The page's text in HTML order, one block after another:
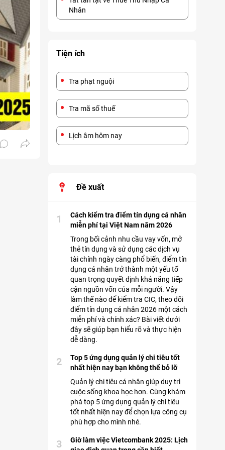
Nhân
Tiện ích
Tra phạt nguội
Tra mã số thuế
Lịch âm hôm nay
Đề xuất
Cách kiểm tra điểm tín dụng cá nhân
miễn phí tại Việt Nam năm 2026
1
Trong bối cảnh nhu cầu vay vốn, mở
thẻ tín dụng và sử dụng các dịch vụ
tài chính ngày càng phổ biến, điểm tín
dụng cá nhân trở thành một yếu tố
quan trọng quyết định khả năng tiếp
cận nguồn vốn của mỗi người. Vậy
làm thế nào để kiểm tra CIC, theo dõi
điểm tín dụng cá nhân 2026 một cách
miễn phí và chính xác? Bài viết dưới
đây sẽ giúp bạn hiểu rõ và thực hiện
dễ dàng.
Top 5 ứng dụng quản lý chi tiêu tốt
nhất hiện nay bạn không thể bỏ lỡ
2
Quản lý chi tiêu cá nhân giúp duy trì
cuộc sống khoa học hơn. Cùng khám
phá top 5 ứng dụng quản lý chi tiêu
tốt nhất hiện nay để chọn lựa công cụ
phù hợp cho mình nhé.
Giờ làm việc Vietcombank 2025: Lịch
3